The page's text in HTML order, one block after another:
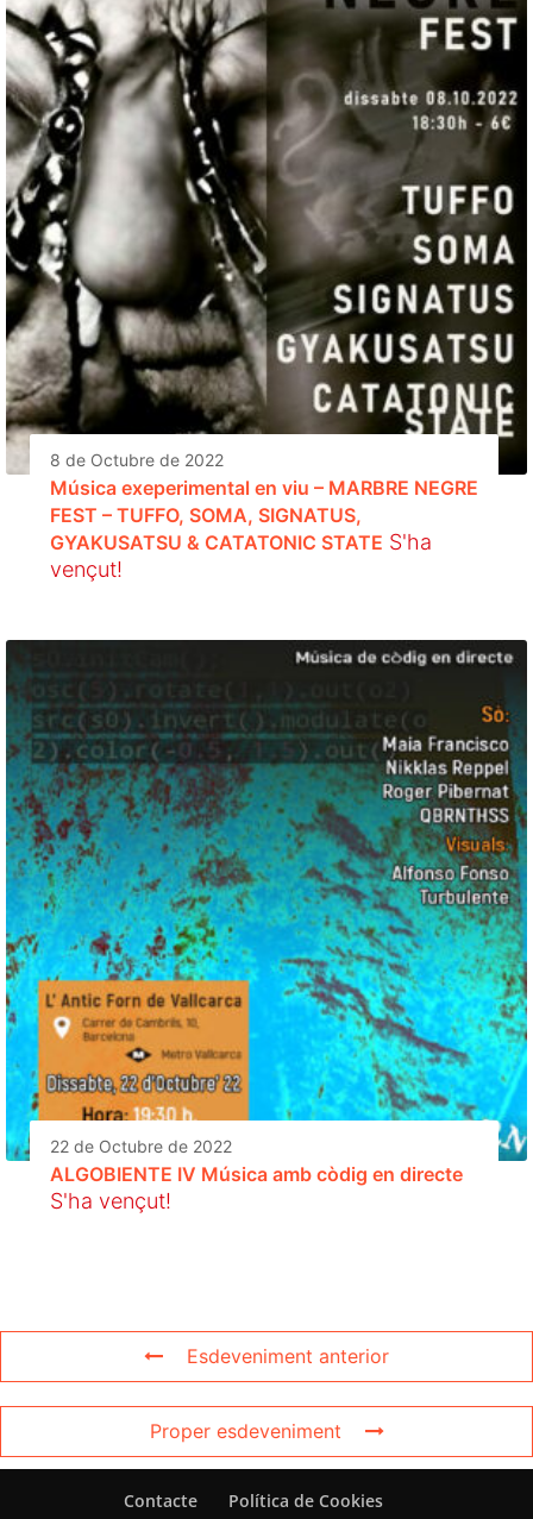
8 de Octubre de 2022
Música exeperimental en viu – MARBRE NEGRE
FEST – TUFFO, SOMA, SIGNATUS,
GYAKUSATSU & CATATONIC STATE S'ha
vençut!
22 de Octubre de 2022
ALGOBIENTE IV Música amb còdig en directe
S'ha vençut!
Esdeveniment anterior
Proper esdeveniment
Contacte
Política de Cookies